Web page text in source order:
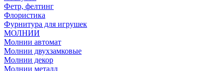
Фетр, фелтинг
Флористика
Фурнитура для игрушек
МОЛНИИ
Молнии автомат
Молнии двухзамковые
Молнии декор
Молнии металл